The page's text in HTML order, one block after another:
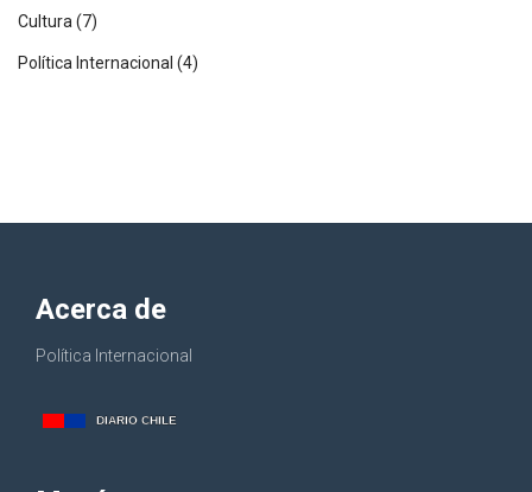
Cultura (7)
Política Internacional (4)
Acerca de
Política Internacional